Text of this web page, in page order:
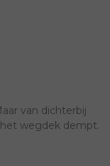
van dichterbij
wegdek dempt.